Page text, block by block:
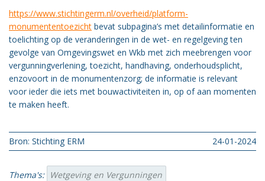
https://www.stichtingerm.nl/overheid/platform-
monumententoezicht bevat subpagina’s met detailinformatie en
toelichting op de veranderingen in de wet- en regelgeving ten
gevolge van Omgevingswet en Wkb met zich meebrengen voor
vergunningverlening, toezicht, handhaving, onderhoudsplicht,
enzovoort in de monumentenzorg; de informatie is relevant
voor ieder die iets met bouwactiviteiten in, op of aan momenten
te maken heeft.
Bron: Stichting ERM 24-01-2024
Thema's: Wetgeving en Vergunningen